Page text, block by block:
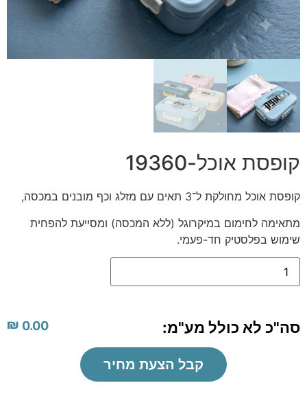
קופסת אוכל-19360
קופסת אוכל מחולקת ל־3 תאים עם מזלג וכף מובנים במכסה,
מתאימה לחימום במיקרוגל (ללא המכסה) ומסייעת להפחית
שימוש בפלסטיק חד-פעמי.
סה"כ לא כולל מע"מ: ₪ 0.00
קבל הצעת מחיר